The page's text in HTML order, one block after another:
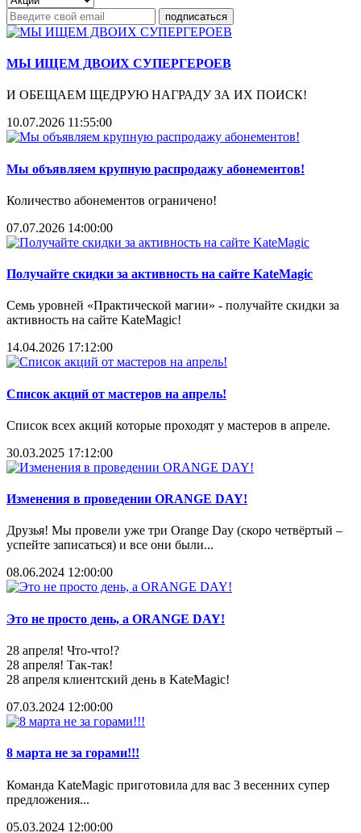
подписаться
МЫ ИЩЕМ ДВОИХ СУПЕРГЕРОЕВ
И ОБЕЩАЕМ ЩЕДРУЮ НАГРАДУ ЗА ИХ ПОИСК!
10.07.2026 11:55:00
Мы объявляем крупную распродажу абонементов!
Количество абонементов ограничено!
07.07.2026 14:00:00
Получайте скидки за активность на сайте KateMagic
Семь уровней «Практической магии» - получайте скидки за
активность на сайте KateMagic!
14.04.2026 17:12:00
Список акций от мастеров на апрель!
Список всех акций которые проходят у мастеров в апреле.
30.03.2025 17:12:00
Изменения в проведении ORANGE DAY!
Друзья! Мы провели уже три Orange Day (скоро четвёртый –
успейте записаться) и все они были...
08.06.2024 12:00:00
Это не просто день, а ORANGE DAY!
28 апреля! Что-что!?
28 апреля! Так-так!
28 апреля клиентский день в KateMagic!
07.03.2024 12:00:00
8 марта не за горами!!!
Команда KateMagic приготовила для вас 3 весенних супер
предложения...
05.03.2024 12:00:00